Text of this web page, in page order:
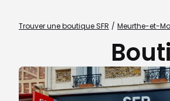
Trouver une boutique SFR Meurthe-et-